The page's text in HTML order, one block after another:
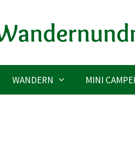
WANDERN MINI